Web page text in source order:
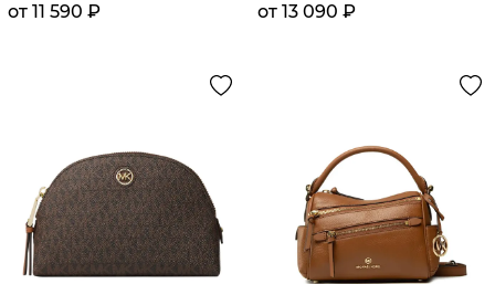
от 11 590 ₽ от 13 090 ₽